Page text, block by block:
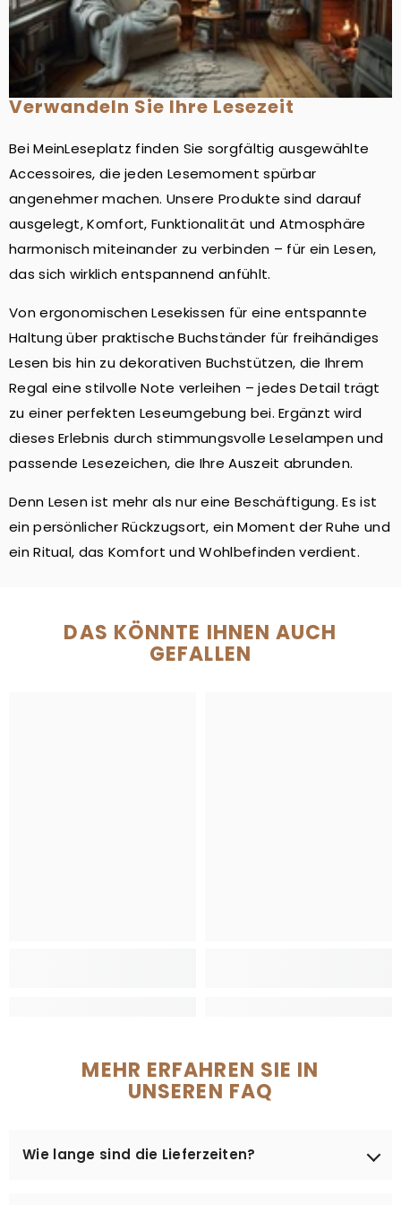
Verwandeln Sie Ihre Lesezeit
Bei MeinLeseplatz finden Sie sorgfältig ausgewählte
Accessoires, die jeden Lesemoment spürbar
angenehmer machen. Unsere Produkte sind darauf
ausgelegt, Komfort, Funktionalität und Atmosphäre
harmonisch miteinander zu verbinden – für ein Lesen,
das sich wirklich entspannend anfühlt.
Von ergonomischen Lesekissen für eine entspannte
Haltung über praktische Buchständer für freihändiges
Lesen bis hin zu dekorativen Buchstützen, die Ihrem
Regal eine stilvolle Note verleihen – jedes Detail trägt
zu einer perfekten Leseumgebung bei. Ergänzt wird
dieses Erlebnis durch stimmungsvolle Leselampen und
passende Lesezeichen, die Ihre Auszeit abrunden.
Denn Lesen ist mehr als nur eine Beschäftigung. Es ist
ein persönlicher Rückzugsort, ein Moment der Ruhe und
ein Ritual, das Komfort und Wohlbefinden verdient.
DAS KÖNNTE IHNEN AUCH
GEFALLEN
MEHR ERFAHREN SIE IN
UNSEREN FAQ
Wie lange sind die Lieferzeiten?